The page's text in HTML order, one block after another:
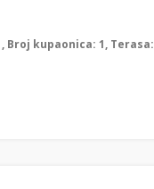
Broj kupaonica: 1, Terasa: